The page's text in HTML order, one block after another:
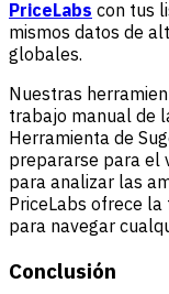
PriceLabs con tus
mismos datos de
globales.
Nuestras
trabajo manual de
Herramienta de
prepararse para el
para analizar las
PriceLabs ofrece
para navegar
Conclusión